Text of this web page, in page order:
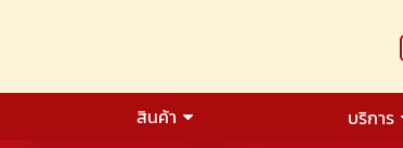
สินค้า บริการ